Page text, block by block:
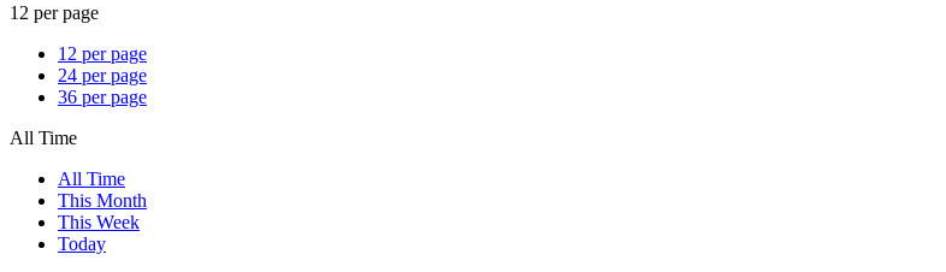
12 per page
12 per page
24 per page
36 per page
All Time
All Time
This Month
This Week
Today